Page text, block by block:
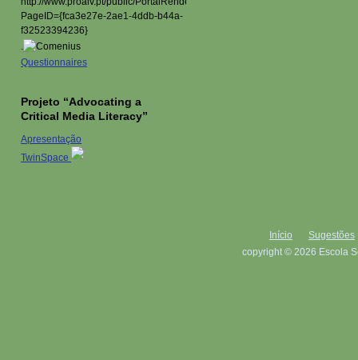
.
Questionnaires
Projeto “Advocating a
Critical Media Literacy”
Apresentação
TwinSpace
Início
Sugestões
copyright © 2026 Escola